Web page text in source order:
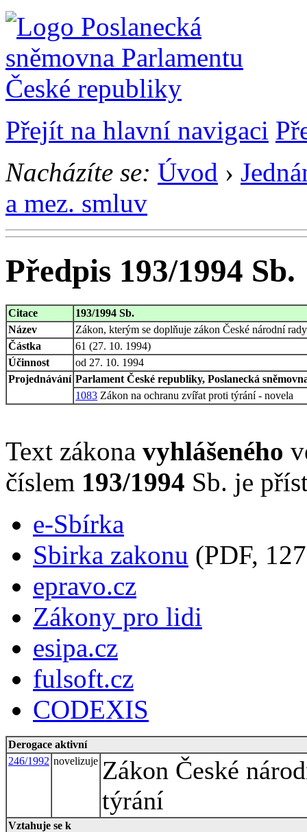
Přejít na hlavní navigaci
Nacházíte se: Úvod ›
a mez. smluv
Předpis 193/1994 Sb.
Citace
193/1994 Sb.
Název
Zákon, kterým se doplňuje zákon České národní
Částka
61 (27. 10. 1994)
Účinnost
od 27. 10. 1994
Projednávání Parlament České republiky, Poslanecká
1083 Zákon na ochranu zvířat proti týrání - novela
Text zákona vyhlášeného
číslem 193/1994 Sb. je
e-Sbírka
Sbirka zakonu (PDF,
epravo.cz
Zákony pro lidi
esipa.cz
fulsoft.cz
CODEXIS
Derogace aktivní
246/1992 novelizuje Zákon České
týrání
Vztahuje se k